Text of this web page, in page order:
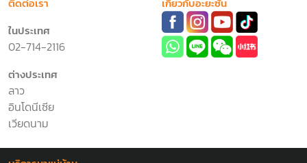
ในประเทศ
02-714-2116
ต่างประเทศ
ลาว
อินโดนีเซีย
เวียดนาม